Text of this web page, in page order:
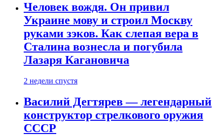
Человек вождя. Он привил
Украине мову и строил Москву
руками зэков. Как слепая вера в
Сталина вознесла и погубила
Лазаря Кагановича
2 недели спустя
Василий Дегтярев — легендарный
конструктор стрелкового оружия
СССР